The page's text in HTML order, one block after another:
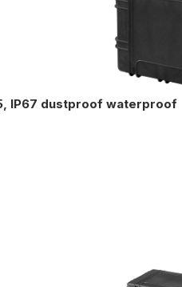
IP67 dustproof waterproof